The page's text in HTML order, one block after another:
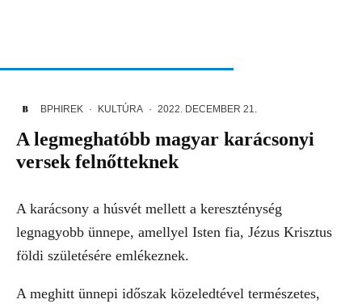
BPHIREK · KULTÚRA · 2022. DECEMBER 21.
A legmeghatóbb magyar karácsonyi
versek felnőtteknek
A karácsony a húsvét mellett a kereszténység
legnagyobb ünnepe, amellyel Isten fia, Jézus Krisztus
földi születésére emlékeznek.
A meghitt ünnepi időszak közeledtével természetes,